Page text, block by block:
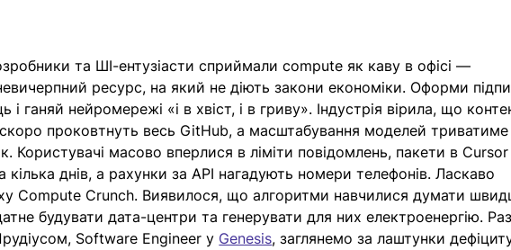
та ШІ-ентузіасти сприймали compute як каву в офісі —
ресурс, на який не діють закони економіки. Оформи
і ганяй нейромережі «і в хвіст, і в гриву». Індустрія вірила, що
проковтнуть весь GitHub, а масштабування моделей триватиме
Користувачі масово вперлися в ліміти повідомлень, пакети в Cursor
кілька днів, а рахунки за API нагадують номери телефонів. Ласкаво
Compute Crunch. Виявилося, що алгоритми навчилися думати
будувати дата-центри та генерувати для них електроенергію.
Software Engineer у Genesis, заглянемо за лаштунки